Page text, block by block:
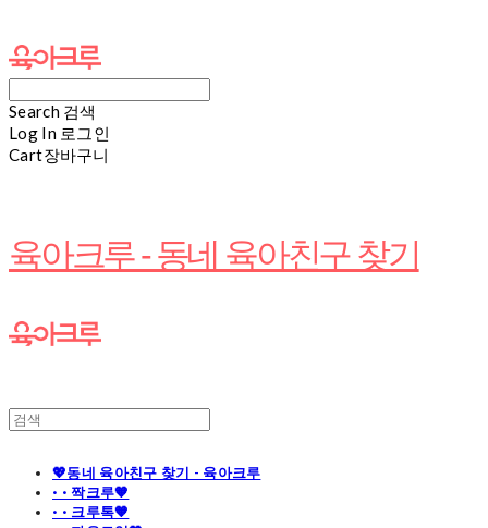
Search 검색
Log In 로그인
Cart장바구니
육아크루 - 동네 육아친구 찾기
💖동네 육아친구 찾기 - 육아크루
· · 짝크루🧡
· · 크루톡🧡